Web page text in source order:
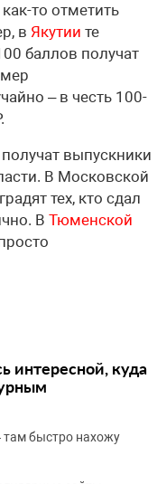
то отметить
в Якутии те
баллов получат
– в честь 100-
выпускники
В Московской
тех, кто сдал
В Тюменской
интересной, куда
быстро нахожу